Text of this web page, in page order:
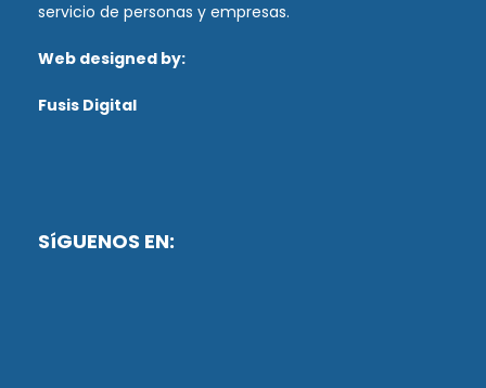
servicio de personas y empresas.
Web designed by:
Fusis Digital
SíGUENOS EN: